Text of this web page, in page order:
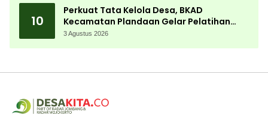
10
Perkuat Tata Kelola Desa, BKAD
Kecamatan Plandaan Gelar Pelatihan
Aparatur Pemdes
3 Agustus 2026